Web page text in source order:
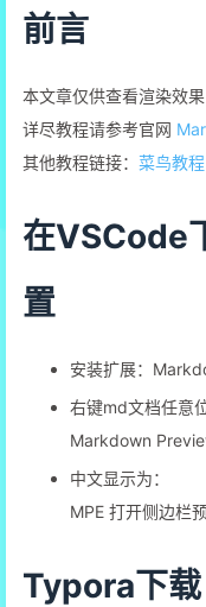
前言
本文章仅供查看渲染效
详尽教程请参考官网
其他教程链接： 菜鸟教程
在VSCode
置
安装扩展：
右键md文档任意
Markdown
中文显示为：
MPE 打开侧边栏
Typora下载